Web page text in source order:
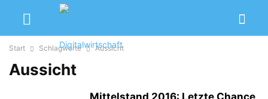
Start Schlagworte Aussicht
Aussicht
Mittelstand 2016: Letzte Chance